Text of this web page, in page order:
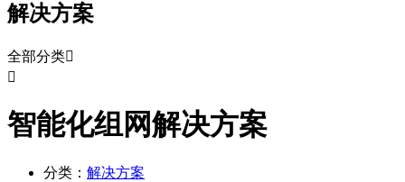
解决方案
全部分类

智能化组网解决方案
分类： 解决方案